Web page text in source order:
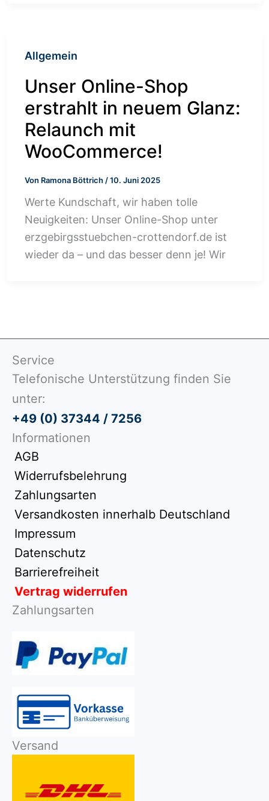
Allgemein
Unser Online-Shop
erstrahlt in neuem Glanz:
Relaunch mit
WooCommerce!
Von Ramona Böttrich /10. Juni 2025
Werte Kundschaft, wir haben tolle
Neuigkeiten: Unser Online-Shop unter
erzgebirgsstuebchen-crottendorf.de ist
wieder da – und das besser denn je! Wir
Service
Telefonische Unterstützung finden Sie
unter:
+49 (0) 37344 / 7256
Informationen
AGB
Widerrufsbelehrung
Zahlungsarten
Versandkosten innerhalb Deutschland
Impressum
Datenschutz
Barrierefreiheit
Vertrag widerrufen
Zahlungsarten
Versand